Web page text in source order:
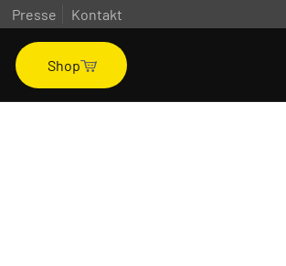
Presse Kontakt
Shop